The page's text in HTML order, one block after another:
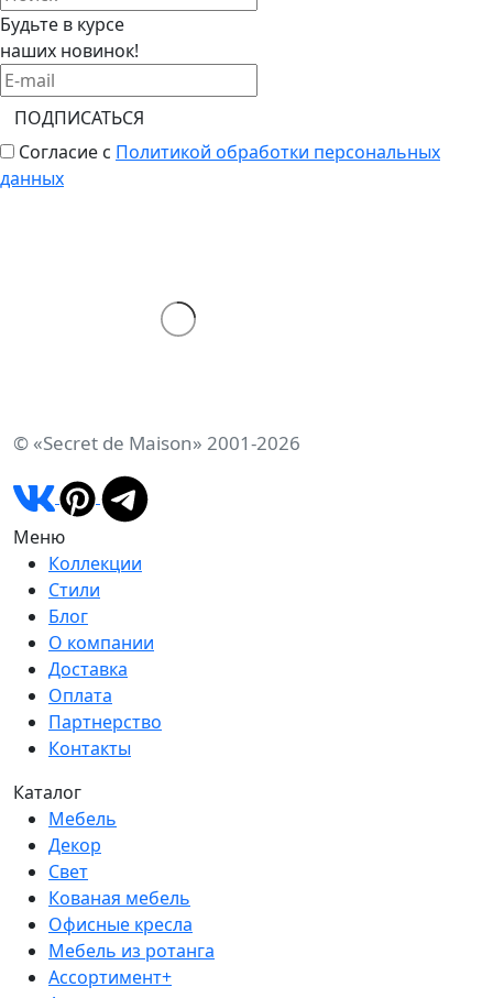
Будьте в курсе
наших новинок!
ПОДПИСАТЬСЯ
Согласие с Политикой обработки персональных
данных
© «Secret de Maison» 2001-2026
Меню
Коллекции
Стили
Блог
О компании
Доставка
Оплата
Партнерство
Контакты
Каталог
Мебель
Декор
Свет
Кованая мебель
Офисные кресла
Мебель из ротанга
Ассортимент+